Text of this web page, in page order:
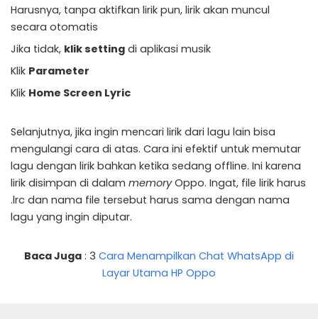
Harusnya, tanpa aktifkan lirik pun, lirik akan muncul
secara otomatis
Jika tidak, klik setting di aplikasi musik
Klik Parameter
Klik Home Screen Lyric
Selanjutnya, jika ingin mencari lirik dari lagu lain bisa
mengulangi cara di atas. Cara ini efektif untuk memutar
lagu dengan lirik bahkan ketika sedang offline. Ini karena
lirik disimpan di dalam memoryOppo. Ingat, file lirik harus
.lrc dan nama file tersebut harus sama dengan nama
lagu yang ingin diputar.
Baca Juga : 3 Cara Menampilkan Chat WhatsApp di
Layar Utama HP Oppo